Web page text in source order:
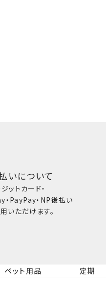
いについて
ットカード・
PayPay・NP後払い
いただけます。
ペット用品 定期